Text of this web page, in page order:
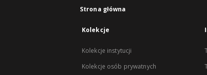
Strona główna
Kolekcje
Kolekcje instytucji
Kolekcje osób prywatnych